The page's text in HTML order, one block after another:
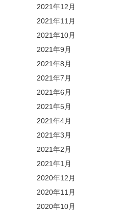
2021年12月
2021年11月
2021年10月
2021年9月
2021年8月
2021年7月
2021年6月
2021年5月
2021年4月
2021年3月
2021年2月
2021年1月
2020年12月
2020年11月
2020年10月